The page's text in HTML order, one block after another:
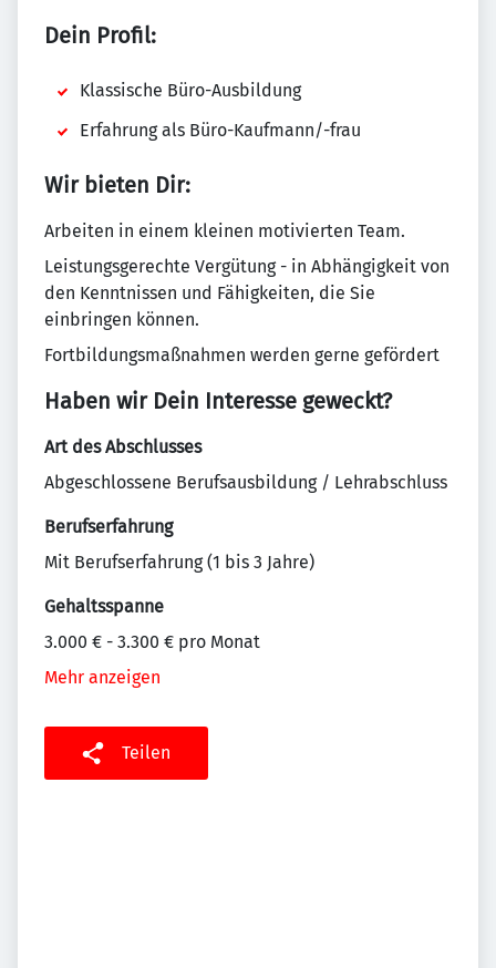
Dein Profil:
Klassische Büro-Ausbildung
Erfahrung als Büro-Kaufmann/-frau
Wir bieten Dir:
Arbeiten in einem kleinen motivierten Team.
Leistungsgerechte Vergütung - in Abhängigkeit von
den Kenntnissen und Fähigkeiten, die Sie
einbringen können.
Fortbildungsmaßnahmen werden gerne gefördert
Haben wir Dein Interesse geweckt?
Art des Abschlusses
Abgeschlossene Berufsausbildung / Lehrabschluss
Berufserfahrung
Mit Berufserfahrung (1 bis 3 Jahre)
Gehaltsspanne
3.000 € - 3.300 € pro Monat
Mehr anzeigen
Teilen